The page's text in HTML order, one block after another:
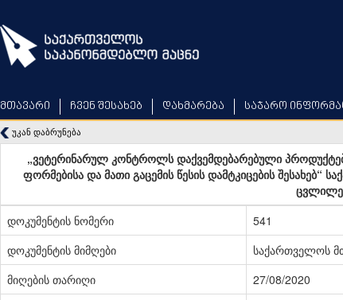
მთავარი ჩვენ შესახებ დახმარება საჯარო
უკან დაბრუნება
„ვეტერინარულ კონტროლს დაქვემდებარებული
ფორმებისა და მათი გაცემის წესის დამტკიცების
დოკუმენტის ნომერი
541
დოკუმენტის მიმღები
საქართველოს
მიღების თარიღი
27/08/2020